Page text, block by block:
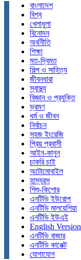
বাংলাদেশ
বিশ্ব
খেলাধুলা
বিনোদন
অর্থনীতি
শিক্ষা
মত-দ্বিমত
শিল্প ও সাহিত্য
জীবনধারা
স্বাস্থ্য
বিজ্ঞান ও প্রযুক্তি
ভ্রমণ
ধর্ম ও জীবন
নির্বাচন
সহজ ইংরেজি
প্রিয় প্রবাসী
আইন-কানুন
চাকরি চাই
অটোমোবাইল
হাস্যরস
শিশু-কিশোর
এনটিভি ইউরোপ
এনটিভি মালয়েশিয়া
এনটিভি ইউএই
English Version
এনটিভি বাজার
এনটিভি কানেক্ট
যোগাযোগ